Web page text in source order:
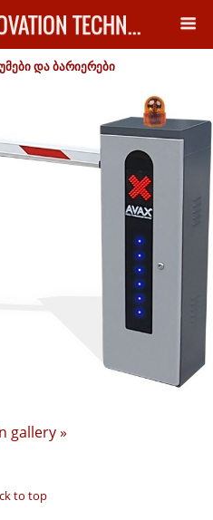
GEORGIAN INNOVATION TECHNOLOGY
და ბარიერები
gallery »
to top